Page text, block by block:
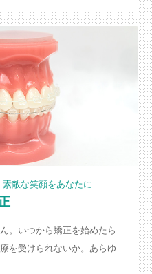
敵な笑顔をあなたに
。いつから矯正を始めたら
を受けられないか。あらゆ